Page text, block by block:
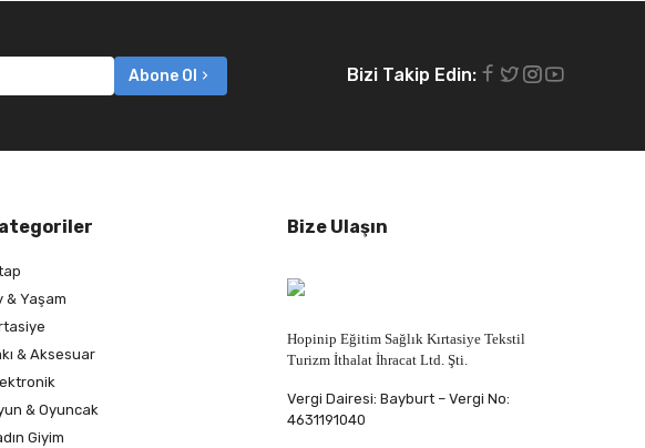
Abone Ol Bizi Takip Edin:
& Yaşam
& Aksesuar
& Oyuncak
Giyim
Bize Ulaşın
Hopinip Eğitim Sağlık Kırtasiye Tekstil
Turizm İthalat İhracat Ltd. Şti.
Vergi Dairesi: Bayburt – Vergi No:
4631191040